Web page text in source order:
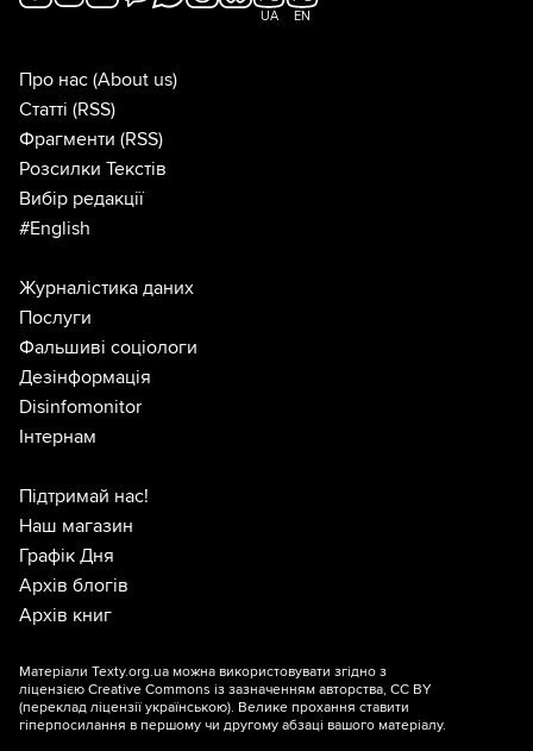
UA EN
Про нас (About us)
Статті (RSS)
Фрагменти (RSS)
Розсилки Текстів
Вибір редакції
#English
Журналістика даних
Послуги
Фальшиві соціологи
Дезінформація
Disinfomonitor
Інтернам
Підтримай нас!
Наш магазин
Графік Дня
Архів блогів
Архів книг
Матеріали Texty.org.ua можна використовувати згідно з
ліцензією Creative Commons із зазначенням авторства, CC BY
(переклад ліцензії українською). Велике прохання ставити
гіперпосилання в першому чи другому абзаці вашого матеріалу.